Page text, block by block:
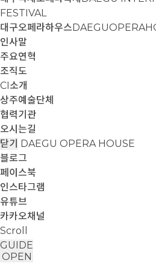
FESTIVAL
대구오페라하우스
인사말
주요연혁
조직도
CI소개
상주예술단체
협력기관
오시는길
닫기 DAEGU OPERA HOUSE
블로그
페이스북
인스타그램
유튜브
카카오채널
Scroll
GUIDE
OPEN